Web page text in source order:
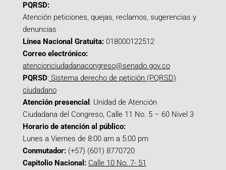
PQRSD:
Atención peticiones, quejas, reclamos, sugerencias y
denuncias
Línea Nacional Gratuita: 018000122512
Correo electrónico:
atencionciudadanacongreso@senado.gov.co
PQRSD: Sistema derecho de petición (PQRSD)
ciudadano
Atención presencial : Unidad de Atención
Ciudadana del Congreso, Calle 11 No. 5 – 60 Nivel 3
Horario de atención al público:
Lunes a Viernes de 8:00 am a 5:00 pm
Conmutador: (+57) (601) 8770720
Capitolio Nacional: Calle 10 No. 7- 51